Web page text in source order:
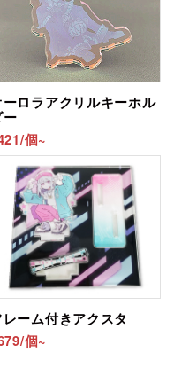
ーロラアクリルキーホル
ー
個~
レーム付きアクスタ
個~